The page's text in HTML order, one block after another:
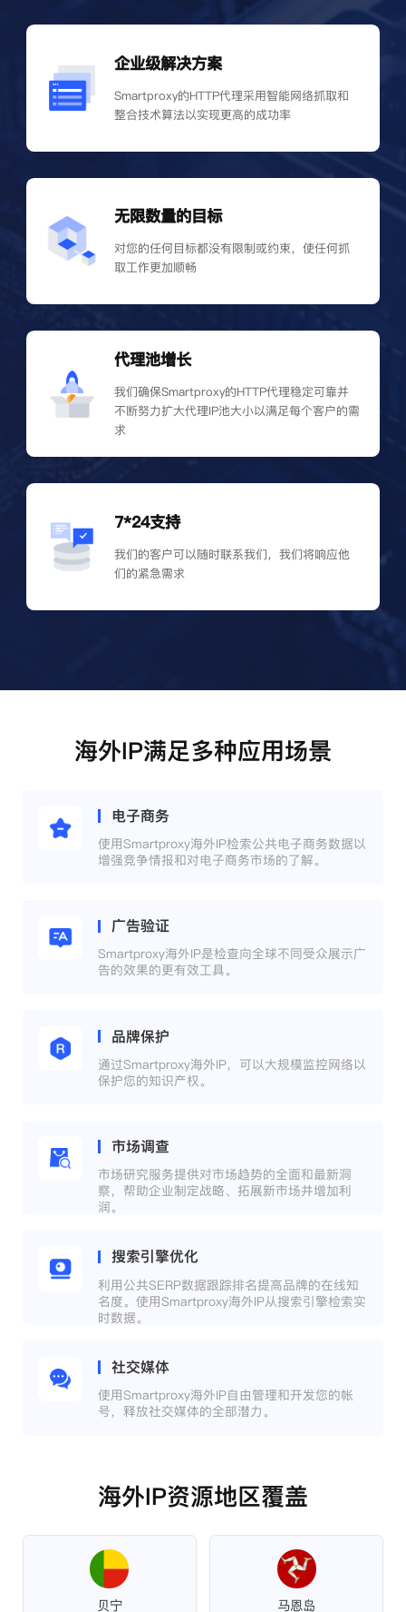
企业级解决方案
Smartproxy的HTTP代理采用智能网络抓取和
整合技术算法以实现更高的成功率
无限数量的目标
对您的任何目标都没有限制或约束，使任何抓
取工作更加顺畅
代理池增长
我们确保Smartproxy的HTTP代理稳定可靠并
不断努力扩大代理IP池大小以满足每个客户的需
求
7*24支持
我们的客户可以随时联系我们，我们将响应他
们的紧急需求
海外IP满足多种应用场景
电子商务
使用Smartproxy海外IP检索公共电子商务数据以
增强竞争情报和对电子商务市场的了解。
广告验证
Smartproxy海外IP是检查向全球不同受众展示广
告的效果的更有效工具。
品牌保护
通过Smartproxy海外IP，可以大规模监控网络以
保护您的知识产权。
市场调查
市场研究服务提供对市场趋势的全面和最新洞
察，帮助企业制定战略、拓展新市场并增加利
润。
搜索引擎优化
利用公共SERP数据跟踪排名提高品牌的在线知
名度。使用Smartproxy海外IP从搜索引擎检索实
时数据。
社交媒体
使用Smartproxy海外IP自由管理和开发您的帐
号，释放社交媒体的全部潜力。
海外IP资源地区覆盖
贝宁 马恩岛